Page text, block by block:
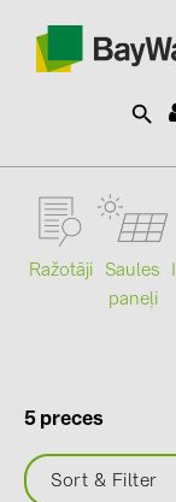
SOLAR-PLANIT
Jaunumi
Ražotāji
Saules
paneļi
5 preces
Sort & Filter